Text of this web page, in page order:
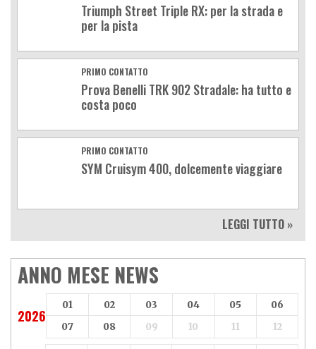
Triumph Street Triple RX: per la strada e
per la pista
PRIMO CONTATTO
Prova Benelli TRK 902 Stradale: ha tutto e
costa poco
PRIMO CONTATTO
SYM Cruisym 400, dolcemente viaggiare
LEGGI TUTTO »
ANNO MESE NEWS
2026
01 02 03 04 05
06
07
08 09 10 11 12